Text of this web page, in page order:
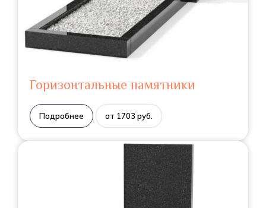
Горизонтальные памятники
Подробнее от 1703 руб.